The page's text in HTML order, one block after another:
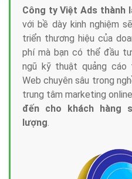
Công ty Việt Ads thành
với bề dày kinh nghiệm
triển thương hiệu của
phí mà bạn có thể đầu
ngũ kỹ thuật quảng cáo
Web chuyên sâu trong
trung tâm marketing
đến cho khách hàng
lượng.